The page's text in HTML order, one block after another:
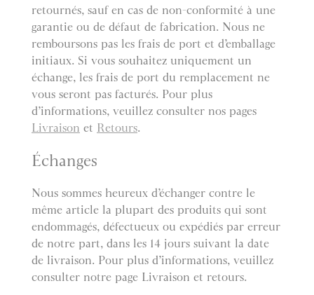
retournés, sauf en cas de non-conformité à une
garantie ou de défaut de fabrication. Nous ne
remboursons pas les frais de port et d’emballage
initiaux. Si vous souhaitez uniquement un
échange, les frais de port du remplacement ne
vous seront pas facturés. Pour plus
d’informations, veuillez consulter nos pages
Livraison et Retours.
Échanges
Nous sommes heureux d’échanger contre le
même article la plupart des produits qui sont
endommagés, défectueux ou expédiés par erreur
de notre part, dans les 14 jours suivant la date
de livraison. Pour plus d’informations, veuillez
consulter notre page Livraison et retours.